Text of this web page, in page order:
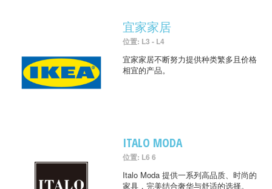
宜家家居
位置: L3 - L4
宜家家居不断努力提供种类繁多且价格
相宜的产品。
ITALO MODA
位置: L6 6
Italo Moda 提供一系列高品质、时尚的
家具，完美结合奢华与舒适的选择。